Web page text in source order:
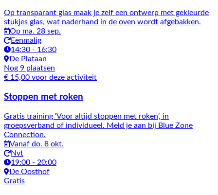
Op transparant glas maak je zelf een ontwerp met gekleurde
stukjes glas, wat naderhand in de oven wordt afgebakken.
Op ma. 28 sep.
Eenmalig
14:30 - 16:30
De Plataan
Nog 9 plaatsen
€ 15,00 voor deze activiteit
Stoppen met roken
Gratis training ‘Voor altijd stoppen met roken’, in
groepsverband of individueel. Meld je aan bij Blue Zone
Connection.
Vanaf do. 8 okt.
Nvt
19:00 - 20:00
De Oosthof
Gratis